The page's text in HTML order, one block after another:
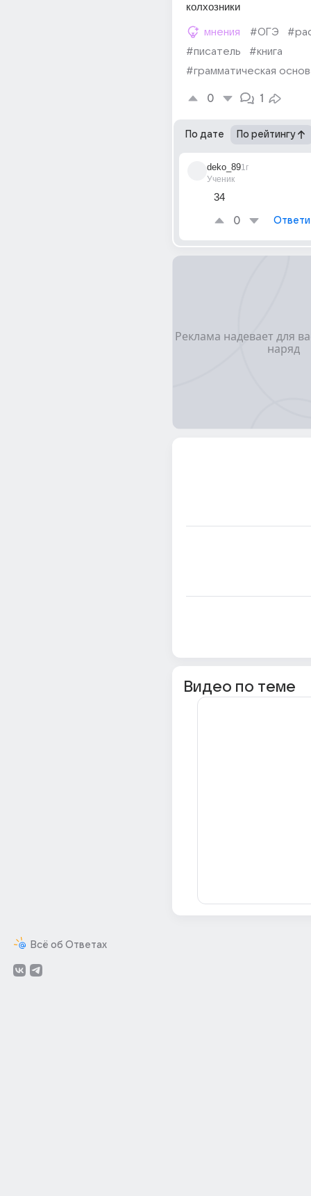
Всё об Ответах
колхозники
мнения #ОГЭ
#писатель
#книга
#грамматическая
0 1
По дате По рейтингу
deko_89
Ученик
1г
34
0
Видео по теме